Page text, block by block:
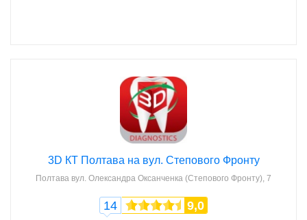
3D КТ Полтава на вул. Степового Фронту
Полтава вул. Олександра Оксанченка (Степового Фронту), 7
14 9,0